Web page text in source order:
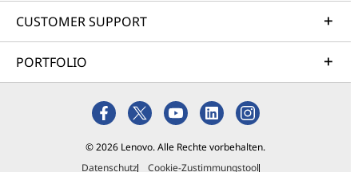
CUSTOMER SUPPORT
PORTFOLIO
© 2026 Lenovo. Alle Rechte vorbehalten.
Datenschutz
Cookie-Zustimmungstool